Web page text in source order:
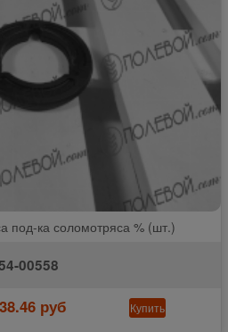
под-ка соломотряса % (шт.)
00558
руб Купить